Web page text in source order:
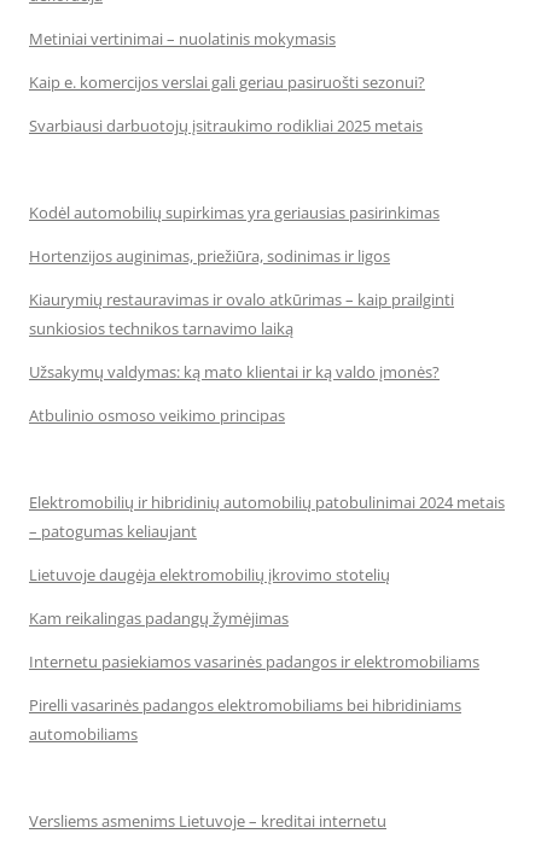
Metiniai vertinimai – nuolatinis mokymasis
Kaip e. komercijos verslai gali geriau pasiruošti sezonui?
Svarbiausi darbuotojų įsitraukimo rodikliai 2025 metais
Kodėl automobilių supirkimas yra geriausias pasirinkimas
Hortenzijos auginimas, priežiūra, sodinimas ir ligos
Kiaurymių restauravimas ir ovalo atkūrimas – kaip prailginti
sunkiosios technikos tarnavimo laiką
Užsakymų valdymas: ką mato klientai ir ką valdo įmonės?
Atbulinio osmoso veikimo principas
Elektromobilių ir hibridinių automobilių patobulinimai 2024 metais
– patogumas keliaujant
Lietuvoje daugėja elektromobilių įkrovimo stotelių
Kam reikalingas padangų žymėjimas
Internetu pasiekiamos vasarinės padangos ir elektromobiliams
Pirelli vasarinės padangos elektromobiliams bei hibridiniams
automobiliams
Versliems asmenims Lietuvoje – kreditai internetu